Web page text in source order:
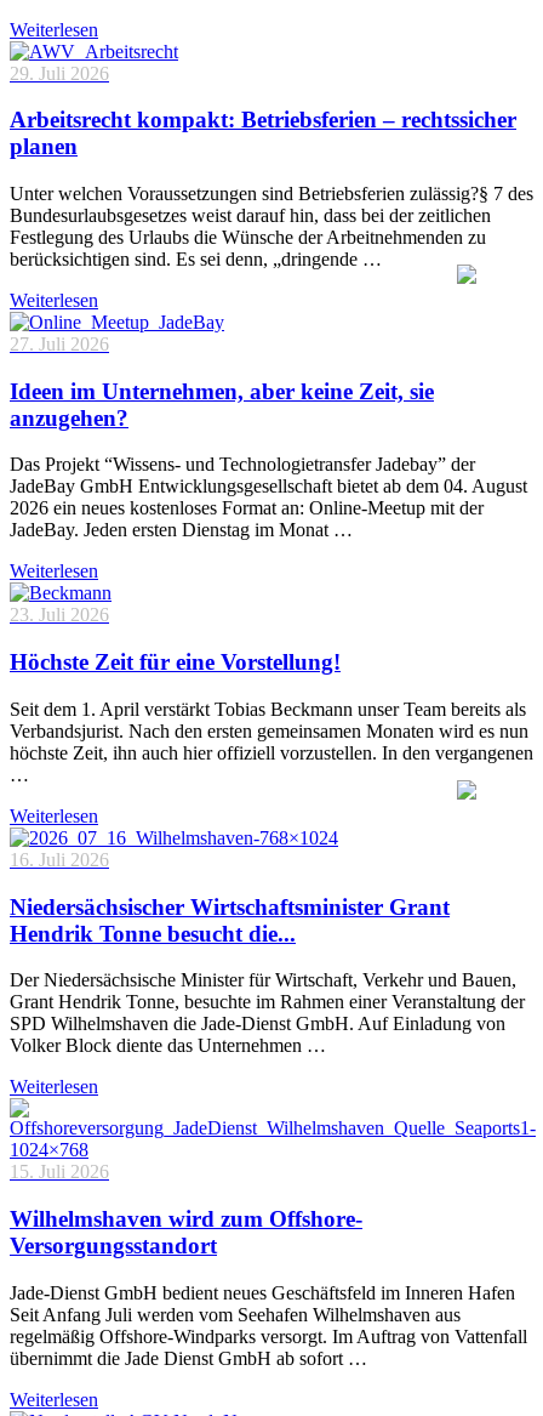
Weiterlesen
29. Juli 2026
Arbeitsrecht kompakt: Betriebsferien – rechtssicher
planen
Unter welchen Voraussetzungen sind Betriebsferien zulässig?§ 7 des
Bundesurlaubsgesetzes weist darauf hin, dass bei der zeitlichen
Festlegung des Urlaubs die Wünsche der Arbeitnehmenden zu
berücksichtigen sind. Es sei denn, „dringende …
Weiterlesen
27. Juli 2026
Ideen im Unternehmen, aber keine Zeit, sie
anzugehen?
Das Projekt “Wissens- und Technologietransfer Jadebay” der
JadeBay GmbH Entwicklungsgesellschaft bietet ab dem 04. August
2026 ein neues kostenloses Format an: Online-Meetup mit der
JadeBay. Jeden ersten Dienstag im Monat …
Weiterlesen
23. Juli 2026
Höchste Zeit für eine Vorstellung!
Seit dem 1. April verstärkt Tobias Beckmann unser Team bereits als
Verbandsjurist. Nach den ersten gemeinsamen Monaten wird es nun
höchste Zeit, ihn auch hier offiziell vorzustellen. In den vergangenen
…
Weiterlesen
16. Juli 2026
Niedersächsischer Wirtschaftsminister Grant
Hendrik Tonne besucht die...
Der Niedersächsische Minister für Wirtschaft, Verkehr und Bauen,
Grant Hendrik Tonne, besuchte im Rahmen einer Veranstaltung der
SPD Wilhelmshaven die Jade-Dienst GmbH. Auf Einladung von
Volker Block diente das Unternehmen …
Weiterlesen
15. Juli 2026
Wilhelmshaven wird zum Offshore-
Versorgungsstandort
Jade-Dienst GmbH bedient neues Geschäftsfeld im Inneren Hafen
Seit Anfang Juli werden vom Seehafen Wilhelmshaven aus
regelmäßig Offshore-Windparks versorgt. Im Auftrag von Vattenfall
übernimmt die Jade Dienst GmbH ab sofort …
Weiterlesen